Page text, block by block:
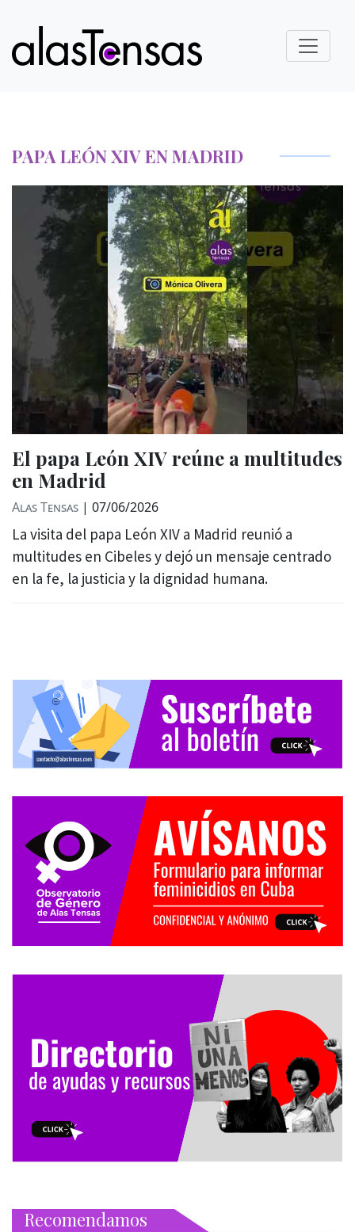
PAPA LEÓN XIV EN MADRID
El papa León XIV reúne a multitudes
en Madrid
Alas Tensas | 07/06/2026
La visita del papa León XIV a Madrid reunió a
multitudes en Cibeles y dejó un mensaje centrado
en la fe, la justicia y la dignidad humana.
Recomendamos